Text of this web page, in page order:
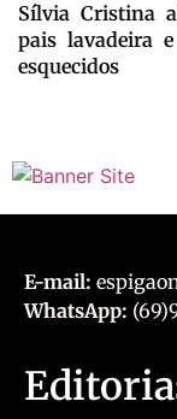
Sílvia Cristina
pais lavadeira
esquecidos
E-mail:
WhatsApp: